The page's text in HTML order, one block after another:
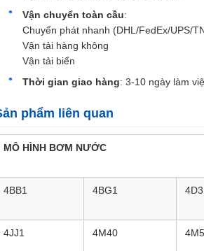
Vận chuyển toàn cầu:
Chuyển phát nhanh (DHL/FedEx/UPS/
Vận tải hàng không
Vận tải biển
Thời gian giao hàng: 3-10 ngày làm
phẩm liên quan
MÔ HÌNH BƠM NƯỚC
4BB1 4BG1
4JJ1 4M40